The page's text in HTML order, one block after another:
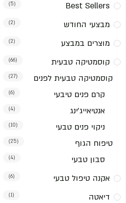
Best Sellers
(5)
מבצעי החודש (2)
מוצרים במבצע (2)
קוסמטיקה טבעית (66)
קוסמטיקה טבעית לפנים (27)
קרם פנים טיבעי (6)
אנטיאייג'ינג (4)
ניקוי פנים טבעי (10)
טיפוח הגוף (25)
סבון טבעי (4)
אקנה טיפול טבעי (6)
דיאטה (1)